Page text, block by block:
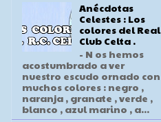
Anécdotas
Celestes : Los
colores del Real
Club Celta .
- N os hemos
acostumbrado a ver
nuestro escudo ornado con
muchos colores : negro ,
naranja , granate , verde ,
blanco , azul marino , a...